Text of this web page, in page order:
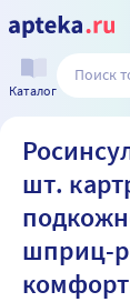
Каталог
шт.
шприц-